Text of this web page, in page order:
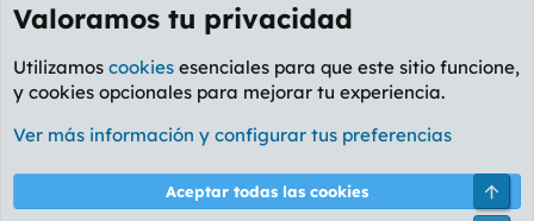
Etiquetas
Cookies
PL OLDSTYLE AMARILLO
Términos y reglas Política de privacidad Ayuda
Valoramos tu privacidad
Utilizamos cookies esenciales para que este sitio funcione,
y cookies opcionales para mejorar tu experiencia.
Ver más información y configurar tus preferencias
Aceptar todas las cookies